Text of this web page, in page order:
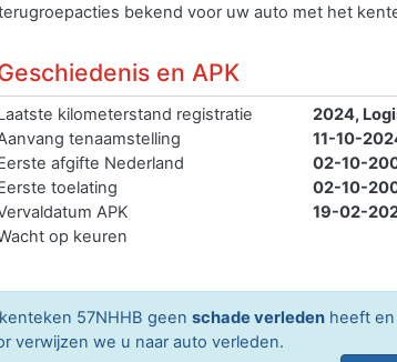
bekend voor uw auto met het
en APK
kilometerstand registratie
2024,
tenaamstelling
11-10-
afgifte Nederland
02-10-
toelating
02-10-
APK
19-02-
op keuren
57NHHB geen schade verleden heeft
verwijzen we u naar auto verleden.